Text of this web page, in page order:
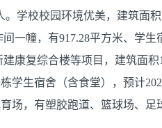
。学校校园环境优美，建筑面
间一幢，有917.28平方米、学
建康复综合楼等项目，建筑面
学生宿舍（含食堂），预计
场，有塑胶跑道、篮球场、足